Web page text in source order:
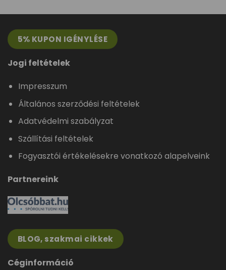
5% KUPON IGÉNYLÉSE
Jogi feltételek
Impresszum
Általános szerződési feltételek
Adatvédelmi szabályzat
Szállítási feltételek
Fogyasztói értékelésekre vonatkozó alapelveink
Partnereink
BLOG, szakmai cikkek
Céginformáció